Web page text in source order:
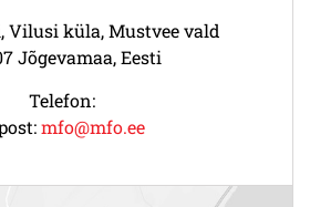
Vilusi küla, Mustvee vald
Jõgevamaa, Eesti
Telefon:
mfo@mfo.ee